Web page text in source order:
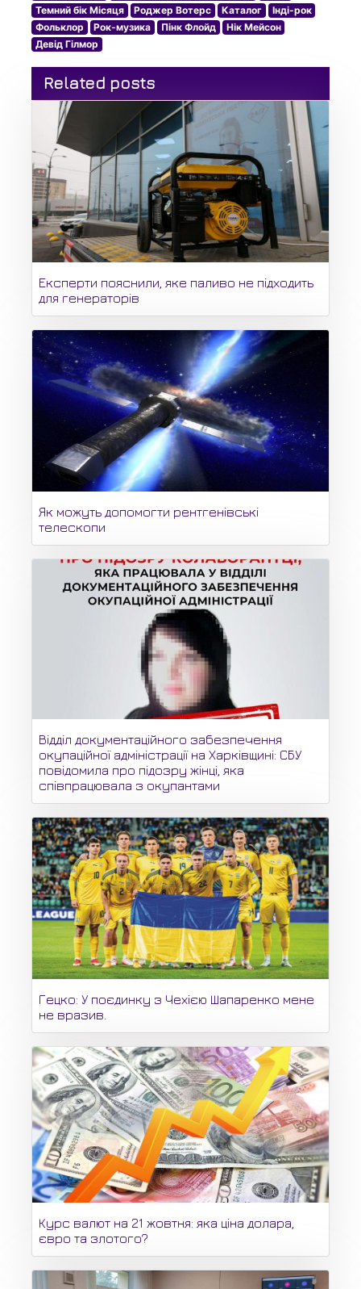
Темний бік Місяця
Роджер Вотерс Каталог
Інді-рок
Фольклор
Рок-музика Пінк Флойд
Нік Мейсон
Девід Гілмор
Related posts
Експерти пояснили, яке паливо не підходить
для генераторів
Як можуть допомогти рентгенівські
телескопи
Відділ документаційного забезпечення
окупаційної адміністрації на Харківщині: СБУ
повідомила про підозру жінці, яка
співпрацювала з окупантами
Гецко: У поєдинку з Чехією Шапаренко мене
не вразив.
Курс валют на 21 жовтня: яка ціна долара,
євро та злотого?